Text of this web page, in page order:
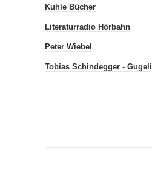
Kuhle Bücher
Literaturradio Hörbahn
Peter Wiebel
Tobias Schindegger - Gugeli